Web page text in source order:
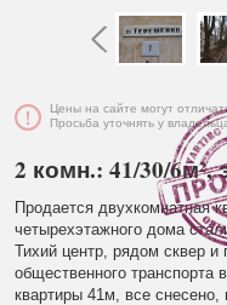
Цены на сайте могут
Просьба уточнять у
2 комн.: 41/30/6м²,
Продается двухкомнатная
четырехэтажного дома
Тихий центр, рядом сквер и
общественного
квартиры 41м, все